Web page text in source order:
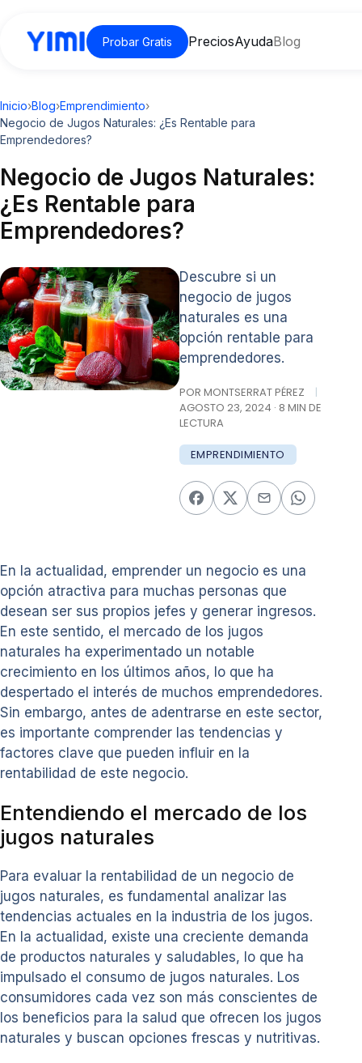
Probar Gratis PreciosAyudaBlog
Inicio›Blog›Emprendimiento›
Negocio de Jugos Naturales: ¿Es Rentable para
Emprendedores?
Negocio de Jugos Naturales:
¿Es Rentable para
Emprendedores?
Descubre si un
negocio de jugos
naturales es una
opción rentable para
emprendedores.
POR MONTSERRAT PÉREZ
|
AGOSTO 23, 2024 · 8 MIN DE
LECTURA
EMPRENDIMIENTO
En la actualidad, emprender un negocio es una
opción atractiva para muchas personas que
desean ser sus propios jefes y generar ingresos.
En este sentido, el mercado de los jugos
naturales ha experimentado un notable
crecimiento en los últimos años, lo que ha
despertado el interés de muchos emprendedores.
Sin embargo, antes de adentrarse en este sector,
es importante comprender las tendencias y
factores clave que pueden influir en la
rentabilidad de este negocio.
Entendiendo el mercado de los
jugos naturales
Para evaluar la rentabilidad de un negocio de
jugos naturales, es fundamental analizar las
tendencias actuales en la industria de los jugos.
En la actualidad, existe una creciente demanda
de productos naturales y saludables, lo que ha
impulsado el consumo de jugos naturales. Los
consumidores cada vez son más conscientes de
los beneficios para la salud que ofrecen los jugos
naturales y buscan opciones frescas y nutritivas.